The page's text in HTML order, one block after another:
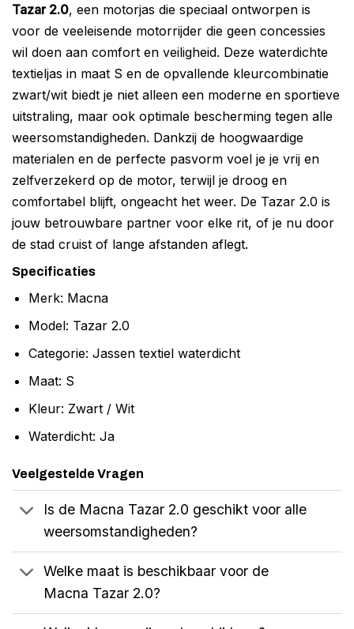
Tazar 2.0, een motorjas die speciaal ontworpen is
voor de veeleisende motorrijder die geen concessies
wil doen aan comfort en veiligheid. Deze waterdichte
textieljas in maat S en de opvallende kleurcombinatie
zwart/wit biedt je niet alleen een moderne en sportieve
uitstraling, maar ook optimale bescherming tegen alle
weersomstandigheden. Dankzij de hoogwaardige
materialen en de perfecte pasvorm voel je je vrij en
zelfverzekerd op de motor, terwijl je droog en
comfortabel blijft, ongeacht het weer. De Tazar 2.0 is
jouw betrouwbare partner voor elke rit, of je nu door
de stad cruist of lange afstanden aflegt.
Specificaties
Merk: Macna
Model: Tazar 2.0
Categorie: Jassen textiel waterdicht
Maat: S
Kleur: Zwart / Wit
Waterdicht: Ja
Veelgestelde Vragen
Is de Macna Tazar 2.0 geschikt voor alle
weersomstandigheden?
Welke maat is beschikbaar voor de
Macna Tazar 2.0?